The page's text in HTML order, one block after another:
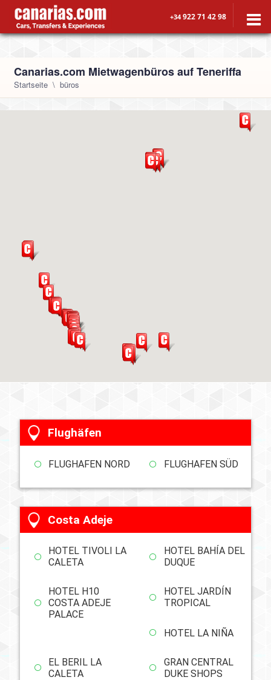
+34922 71 42 98
Canarias.com Mietwagenbüros auf Teneriffa
Startseite büros
Flughäfen
FLUGHAFEN NORD FLUGHAFEN SÜD
Costa Adeje
HOTEL TIVOLI LA
CALETA
HOTEL BAHÍA DEL
DUQUE
HOTEL H10
COSTA ADEJE
PALACE
HOTEL JARDÍN
TROPICAL
HOTEL LA NIÑA
EL BERIL LA
CALETA
GRAN CENTRAL
DUKE SHOPS